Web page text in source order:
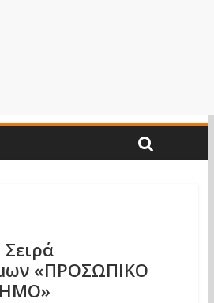
«ΠΡΟΣΩΠΙΚΟ